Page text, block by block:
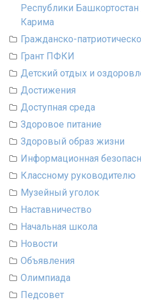
Республики
Карима
Гражданско-
Грант ПФКИ
Детский отдых и
Достижения
Доступная среда
Здоровое питание
Здоровый образ жизни
Информационная
Классному руководителю
Музейный уголок
Наставничество
Начальная школа
Новости
Объявления
Олимпиада
Педсовет